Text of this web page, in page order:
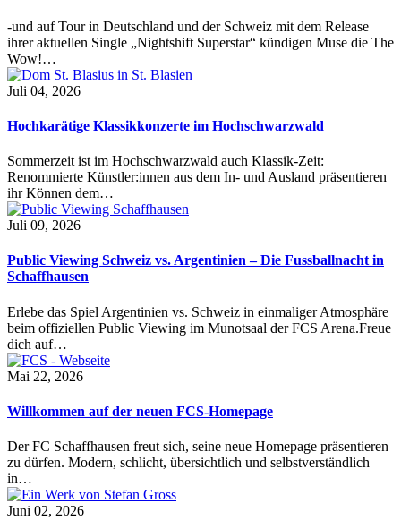
-und auf Tour in Deutschland und der Schweiz mit dem Release
ihrer aktuellen Single „Nightshift Superstar“ kündigen Muse die The
Wow!…
Juli 04, 2026
Hochkarätige Klassikkonzerte im Hochschwarzwald
Sommerzeit ist im Hochschwarzwald auch Klassik-Zeit:
Renommierte Künstler:innen aus dem In- und Ausland präsentieren
ihr Können dem…
Juli 09, 2026
Public Viewing Schweiz vs. Argentinien – Die Fussballnacht in
Schaffhausen
Erlebe das Spiel Argentinien vs. Schweiz in einmaliger Atmosphäre
beim offiziellen Public Viewing im Munotsaal der FCS Arena.Freue
dich auf…
Mai 22, 2026
Willkommen auf der neuen FCS-Homepage
Der FC Schaffhausen freut sich, seine neue Homepage präsentieren
zu dürfen. Modern, schlicht, übersichtlich und selbstverständlich
in…
Juni 02, 2026